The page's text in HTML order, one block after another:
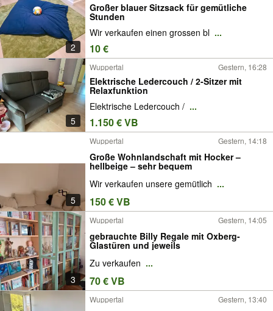
2
Großer blauer Sitzsack für gemütliche
Stunden
Wir verkaufen einen grossen bl ...
10 €
5
Wuppertal Gestern, 16:28
Elektrische Ledercouch / 2-Sitzer mit
Relaxfunktion
Elektrische Ledercouch / ...
1.150 € VB
5
Wuppertal Gestern, 14:18
Große Wohnlandschaft mit Hocker –
hellbeige – sehr bequem
Wir verkaufen unsere gemütlich ...
150 € VB
3
Wuppertal Gestern, 14:05
gebrauchte Billy Regale mit Oxberg-
Glastüren und jeweils
Zu verkaufen ...
70 € VB
Wuppertal Gestern, 13:40